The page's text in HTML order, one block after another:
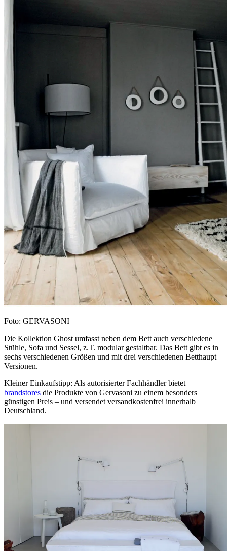
Foto: GERVASONI
Die Kollektion Ghost umfasst neben dem Bett auch verschiedene
Stühle, Sofa und Sessel, z.T. modular gestaltbar. Das Bett gibt es in
sechs verschiedenen Größen und mit drei verschiedenen Betthaupt
Versionen.
Kleiner Einkaufstipp: Als autorisierter Fachhändler bietet
brandstores die Produkte von Gervasoni zu einem besonders
günstigen Preis – und versendet versandkostenfrei innerhalb
Deutschland.